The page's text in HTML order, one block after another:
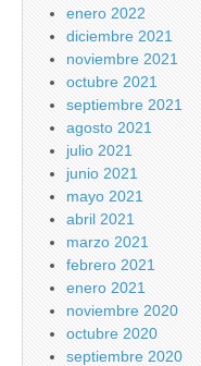
enero 2022
diciembre 2021
noviembre 2021
octubre 2021
septiembre 2021
agosto 2021
julio 2021
junio 2021
mayo 2021
abril 2021
marzo 2021
febrero 2021
enero 2021
noviembre 2020
octubre 2020
septiembre 2020